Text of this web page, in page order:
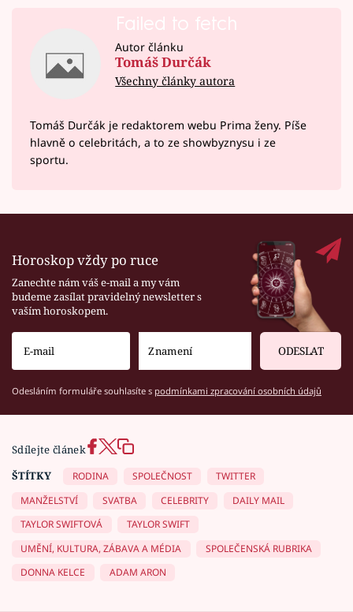
Failed to fetch
Autor článku
Tomáš Durčák
Všechny články autora
Tomáš Durčák je redaktorem webu Prima ženy. Píše
hlavně o celebritách, a to ze showbyznysu i ze
sportu.
Horoskop vždy po ruce
Zanechte nám váš e-mail a my vám
budeme zasílat pravidelný newsletter s
vaším horoskopem.
ODESLAT
Odesláním formuláře souhlasíte s podmínkami zpracování osobních údajů
Sdílejte článek
ŠTÍTKY
RODINA SPOLEČNOST
TWITTER
MANŽELSTVÍ
SVATBA CELEBRITY
DAILY MAIL
TAYLOR SWIFTOVÁ
TAYLOR SWIFT
UMĚNÍ, KULTURA, ZÁBAVA A MÉDIA
SPOLEČENSKÁ RUBRIKA
DONNA KELCE
ADAM ARON